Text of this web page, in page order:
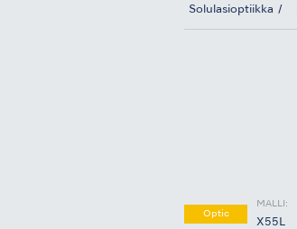
Solulasioptiikka
Optic
MALLI:
X55L